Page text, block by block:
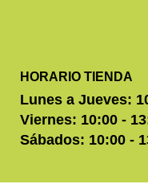
HORARIO TIENDA
Lunes a Jueves:
Viernes: 10:00 -
Sábados: 10:00 -